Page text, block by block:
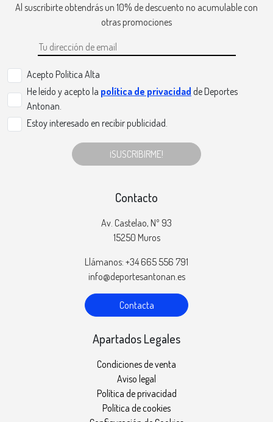
Al suscribirte obtendrás un 10% de descuento no acumulable con
otras promociones
Acepto Politica Alta
He leído y acepto la política de privacidad de Deportes
Antonan.
Estoy interesado en recibir publicidad.
¡SUSCRIBIRME!
Contacto
Av. Castelao, Nº 93
15250 Muros
Llámanos: +34 665 556 791
info@deportesantonan.es
Contacta
Apartados Legales
Condiciones de venta
Aviso legal
Política de privacidad
Política de cookies